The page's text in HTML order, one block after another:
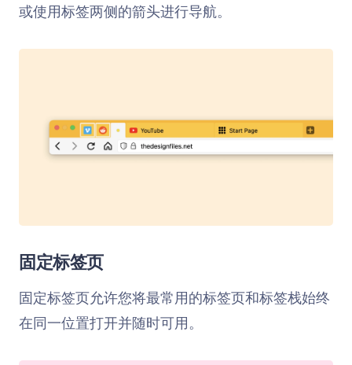
或使用标签两侧的箭头进行导航。
固定标签页
固定标签页允许您将最常用的标签页和标签栈始终
在同一位置打开并随时可用。